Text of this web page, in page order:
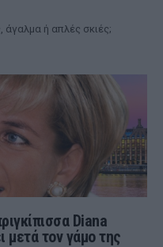
ή απλές σκιές;
Diana
μετά τον γάμο της